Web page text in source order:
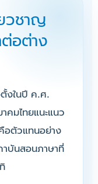
วชาญ
อต่าง
งในปี ค.ศ.
คมไทยแนะแนว
อตัวแทนอย่าง
าบันสอนภาษาที่